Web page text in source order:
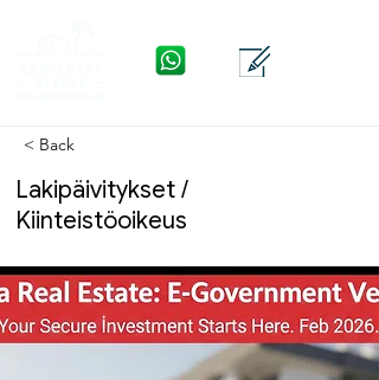
< Back
Lakipäivitykset /
Kiinteistöoikeus